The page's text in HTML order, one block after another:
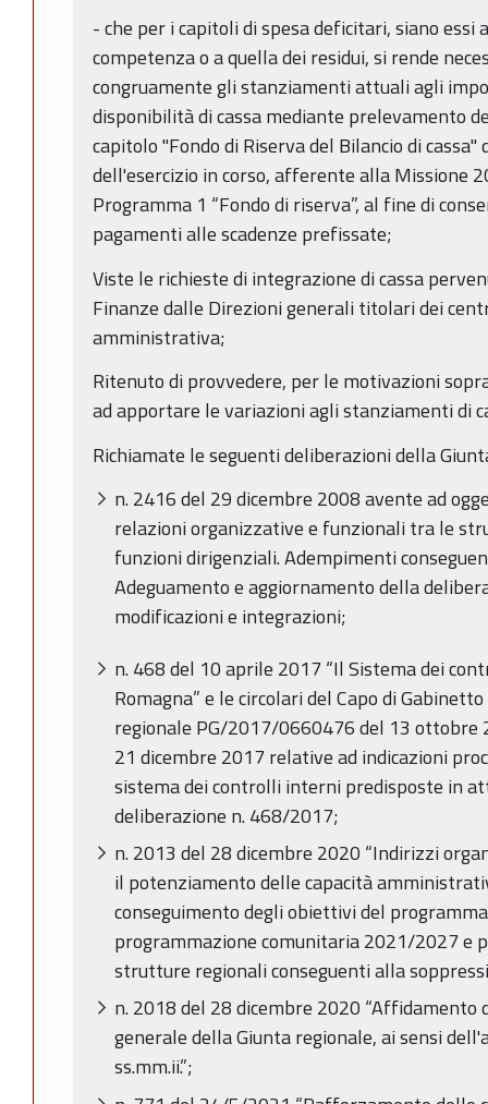
- che per i capitoli di spesa deficitari, siano
competenza o a quella dei residui, si rende
congruamente gli stanziamenti attuali agli
disponibilità di cassa mediante prelevamento
capitolo "Fondo di Riserva del Bilancio di
dell'esercizio in corso, afferente alla Missione
Programma 1 “Fondo di riserva”, al fine di
pagamenti alle scadenze prefissate;
Viste le richieste di integrazione di cassa
Finanze dalle Direzioni generali titolari dei
amministrativa;
Ritenuto di provvedere, per le motivazioni
ad apportare le variazioni agli stanziamenti di
Richiamate le seguenti deliberazioni della
n. 2416 del 29 dicembre 2008 avente ad
relazioni organizzative e funzionali tra le
funzioni dirigenziali. Adempimenti
Adeguamento e aggiornamento della
modificazioni e integrazioni;
n. 468 del 10 aprile 2017 “Il Sistema dei
Romagna” e le circolari del Capo di
regionale PG/2017/0660476 del 13
21 dicembre 2017 relative ad indicazioni
sistema dei controlli interni predisposte in
deliberazione n. 468/2017;
n. 2013 del 28 dicembre 2020 “Indirizzi
il potenziamento delle capacità
conseguimento degli obiettivi del
programmazione comunitaria 2021/2027 e
strutture regionali conseguenti alla
n. 2018 del 28 dicembre 2020
generale della Giunta regionale, ai sensi
ss.mm.ii.”;